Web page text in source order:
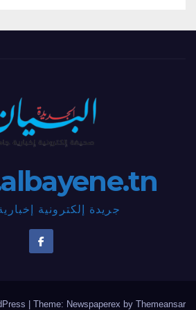
جريدة إلكترونية
| Theme: Newspaperex by Themeansar